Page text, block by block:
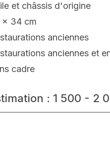
et châssis d'origine
x 34 cm
anciennes
anciennes et
cadre
: 1 500 - 2